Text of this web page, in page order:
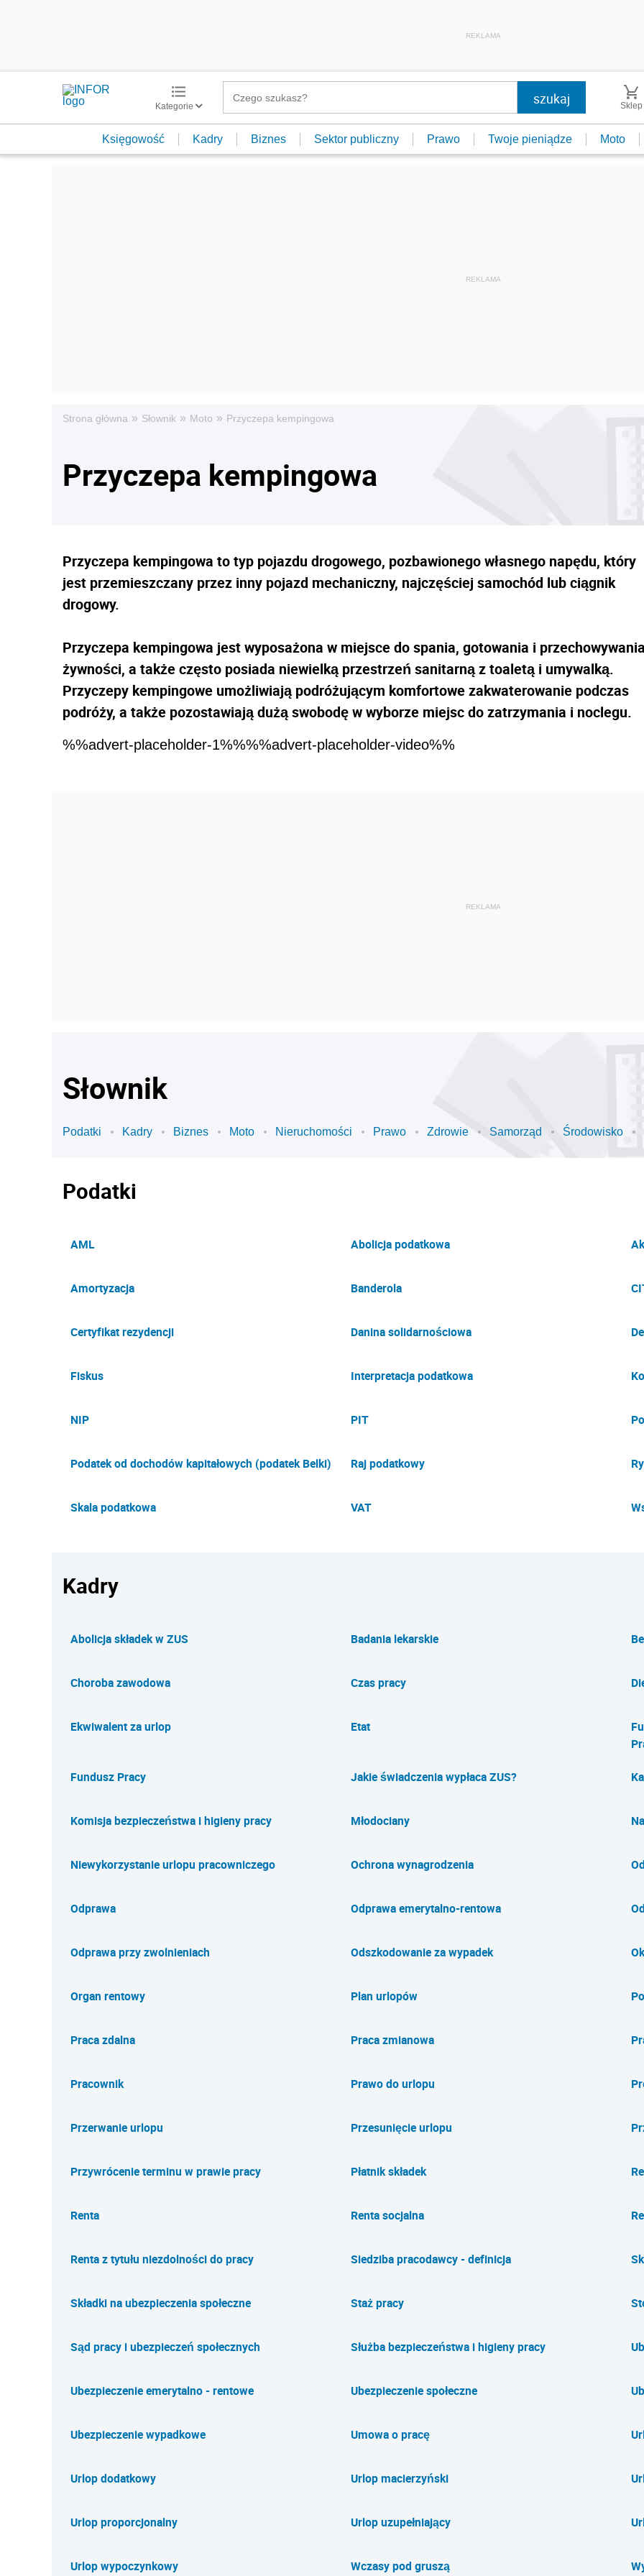
REKLAMA
Kategorie Sklep
Księgowość Kadry Biznes Sektor publiczny Prawo Twoje pieniądze Moto
Strona główna » Słownik » Moto » Przyczepa kempingowa
Przyczepa kempingowa
Przyczepa kempingowa to typ pojazdu drogowego, pozbawionego własnego napędu, który
jest przemieszczany przez inny pojazd mechaniczny, najczęściej samochód lub ciągnik
drogowy.
Przyczepa kempingowa jest wyposażona w miejsce do spania, gotowania i
żywności, a także często posiada niewielką przestrzeń sanitarną z toaletą i umywalką.
Przyczepy kempingowe umożliwiają podróżującym komfortowe zakwaterowanie podczas
podróży, a także pozostawiają dużą swobodę w wyborze miejsc do zatrzymania i noclegu.
%%advert-placeholder-1%%%%advert-placeholder-video%%
Słownik
Podatki Kadry Biznes Moto Nieruchomości Prawo Zdrowie Samorząd Środowisko
Podatki
AML Abolicja podatkowa
Amortyzacja Banderola
Certyfikat rezydencji Danina solidarnościowa
Fiskus Interpretacja podatkowa
NIP PIT
Podatek od dochodów kapitałowych (podatek Belki) Raj podatkowy
Skala podatkowa VAT
Kadry
Abolicja składek w ZUS Badania lekarskie
Choroba zawodowa Czas pracy
Ekwiwalent za urlop Etat
Fundusz Pracy Jakie świadczenia wypłaca ZUS?
Komisja bezpieczeństwa i higieny pracy Młodociany
Niewykorzystanie urlopu pracowniczego Ochrona wynagrodzenia
Odprawa Odprawa emerytalno-rentowa
Odprawa przy zwolnieniach Odszkodowanie za wypadek
Organ rentowy Plan urlopów
Praca zdalna Praca zmianowa
Pracownik Prawo do urlopu
Przerwanie urlopu Przesunięcie urlopu
Przywrócenie terminu w prawie pracy Płatnik składek
Renta Renta socjalna
Renta z tytułu niezdolności do pracy Siedziba pracodawcy - definicja
Składki na ubezpieczenia społeczne Staż pracy
Sąd pracy i ubezpieczeń społecznych Służba bezpieczeństwa i higieny pracy
Ubezpieczenie emerytalno - rentowe Ubezpieczenie społeczne
Ubezpieczenie wypadkowe Umowa o pracę
Urlop dodatkowy Urlop macierzyński
Urlop proporcjonalny Urlop uzupełniający
Urlop wypoczynkowy Wczasy pod gruszą